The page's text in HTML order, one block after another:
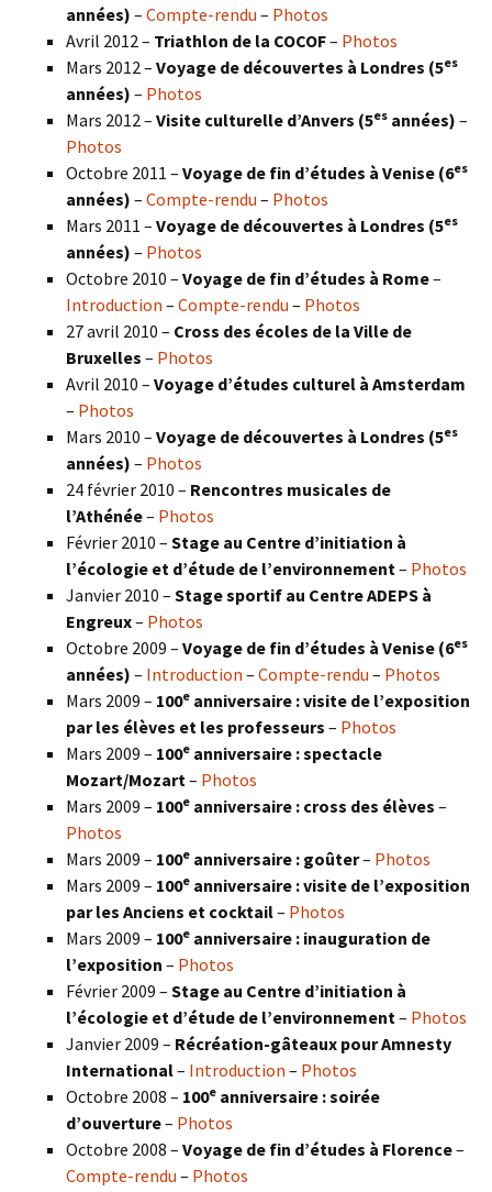
années) – Compte-rendu – Photos
Avril 2012 – Triathlon de la COCOF– Photos
Mars 2012 – Voyage de découvertes à Londres (5es
années) – Photos
Mars 2012 – Visite culturelle d’Anvers (5es années) –
Photos
Octobre 2011 – Voyage de fin d’études à Venise (6es
années) – Compte-rendu – Photos
Mars 2011 – Voyage de découvertes à Londres (5es
années) – Photos
Octobre 2010 – Voyage de fin d’études à Rome–
Introduction – Compte-rendu – Photos
27 avril 2010 – Cross des écoles de la Ville de
Bruxelles – Photos
Avril 2010 – Voyage d’études culturel à Amsterdam
– Photos
Mars 2010 – Voyage de découvertes à Londres (5es
années) – Photos
24 février 2010 – Rencontres musicales de
l’Athénée– Photos
Février 2010 – Stage au Centre d’initiation à
l’écologie et d’étude de l’environnement – Photos
Janvier 2010 – Stage sportif au Centre ADEPS à
Engreux– Photos
Octobre 2009 – Voyage de fin d’études à Venise (6es
années) – Introduction – Compte-rendu – Photos
Mars 2009 – 100e anniversaire : visite de l’exposition
par les élèves et les professeurs – Photos
Mars 2009 – 100e anniversaire : spectacle
Mozart/Mozart – Photos
Mars 2009 – 100e anniversaire : cross des élèves –
Photos
Mars 2009 – 100e anniversaire : goûter– Photos
Mars 2009 – 100e anniversaire : visite de l’exposition
par les Anciens et cocktail– Photos
Mars 2009 – 100e anniversaire : inauguration de
l’exposition – Photos
Février 2009 – Stage au Centre d’initiation à
l’écologie et d’étude de l’environnement – Photos
Janvier 2009 – Récréation-gâteaux pour Amnesty
International– Introduction – Photos
Octobre 2008 – 100e anniversaire : soirée
d’ouverture– Photos
Octobre 2008 – Voyage de fin d’études à Florence–
Compte-rendu – Photos